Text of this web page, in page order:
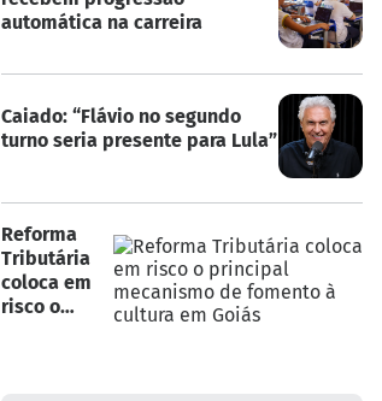
automática na carreira
Caiado: “Flávio no segundo
turno seria presente para Lula”
Reforma
Tributária
coloca em
risco o